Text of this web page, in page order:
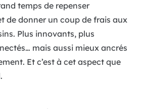
temps de repenser
de donner un coup de frais aux
Plus innovants, plus
mais aussi mieux ancrés
Et c’est à cet aspect que